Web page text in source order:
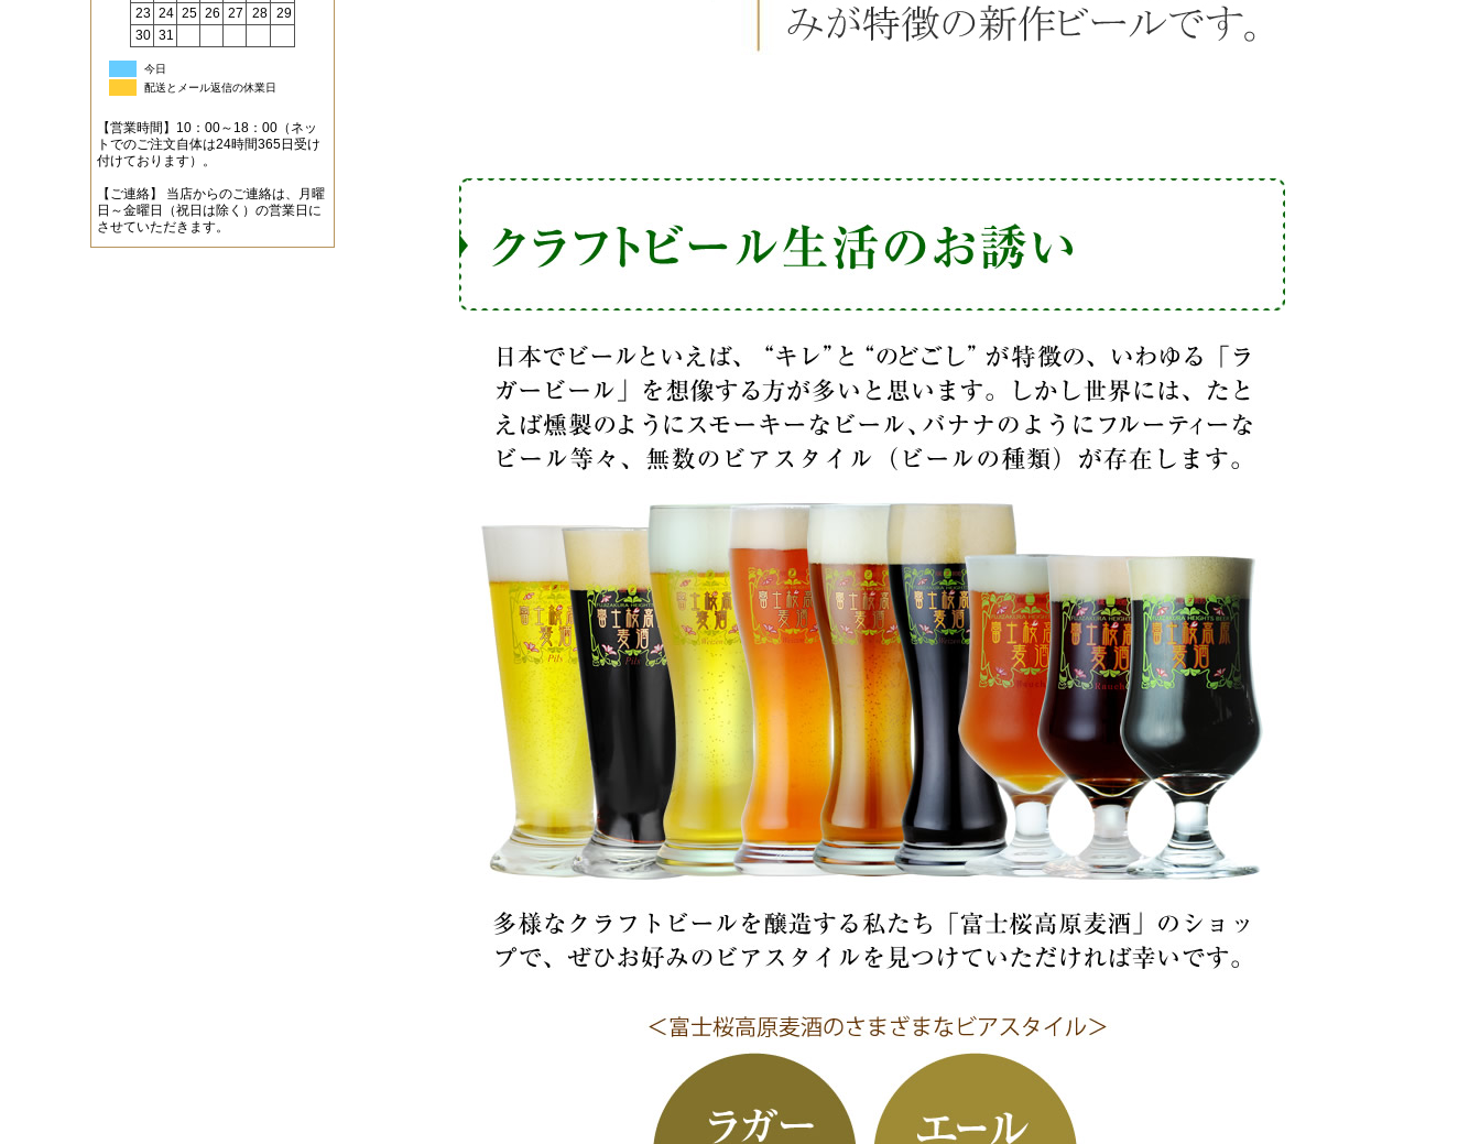
23 24 25 26 27 28 29
30 31
今日
配送とメール返信の休業日
【営業時間】10：00～18：00（ネッ
トでのご注文自体は24時間365日受け
付けております）。
【ご連絡】 当店からのご連絡は、月曜
日～金曜日（祝日は除く）の営業日に
させていただきます。